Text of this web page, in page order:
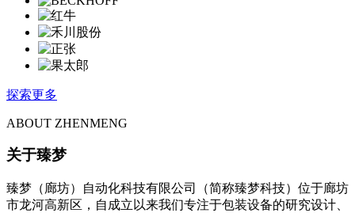
探索更多
ABOUT ZHENMENG
关于臻梦
臻梦（廊坊）自动化科技有限公司（简称臻梦科技）位于廊坊
市龙河高新区，自成立以来我们专注于包装设备的研究设计、